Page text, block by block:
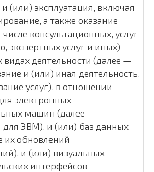
(или) эксплуатация, включая
а также оказание
числе консультационных, услуг
экспертных услуг и иных)
видах деятельности (далее —
и (или) иная деятельность,
услуг), в отношении
электронных
машин (далее —
ЭВМ), и (или) баз данных
их обновлений
и (или) визуальных
интерфейсов